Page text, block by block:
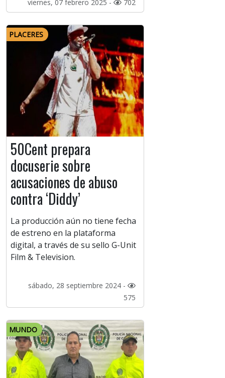
viernes, 07 febrero 2025 - 702
PLACERES
50Cent prepara
docuserie sobre
acusaciones de abuso
contra ‘Diddy’
La producción aún no tiene fecha
de estreno en la plataforma
digital, a través de su sello G-Unit
Film & Television.
sábado, 28 septiembre 2024 -
575
MUNDO